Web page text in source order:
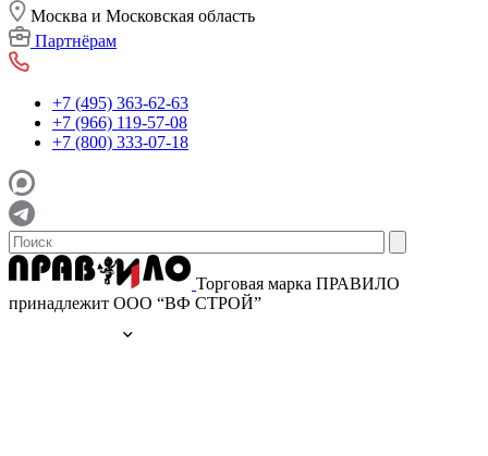
Москва и Московская область
Партнёрам
+7 (495) 363-62-63
+7 (966) 119-57-08
+7 (800) 333-07-18
Торговая марка ПРАВИЛО
принадлежит ООО “ВФ СТРОЙ”